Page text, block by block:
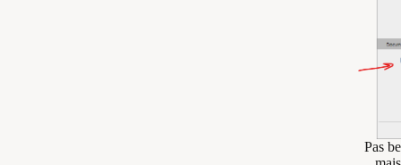
Pas